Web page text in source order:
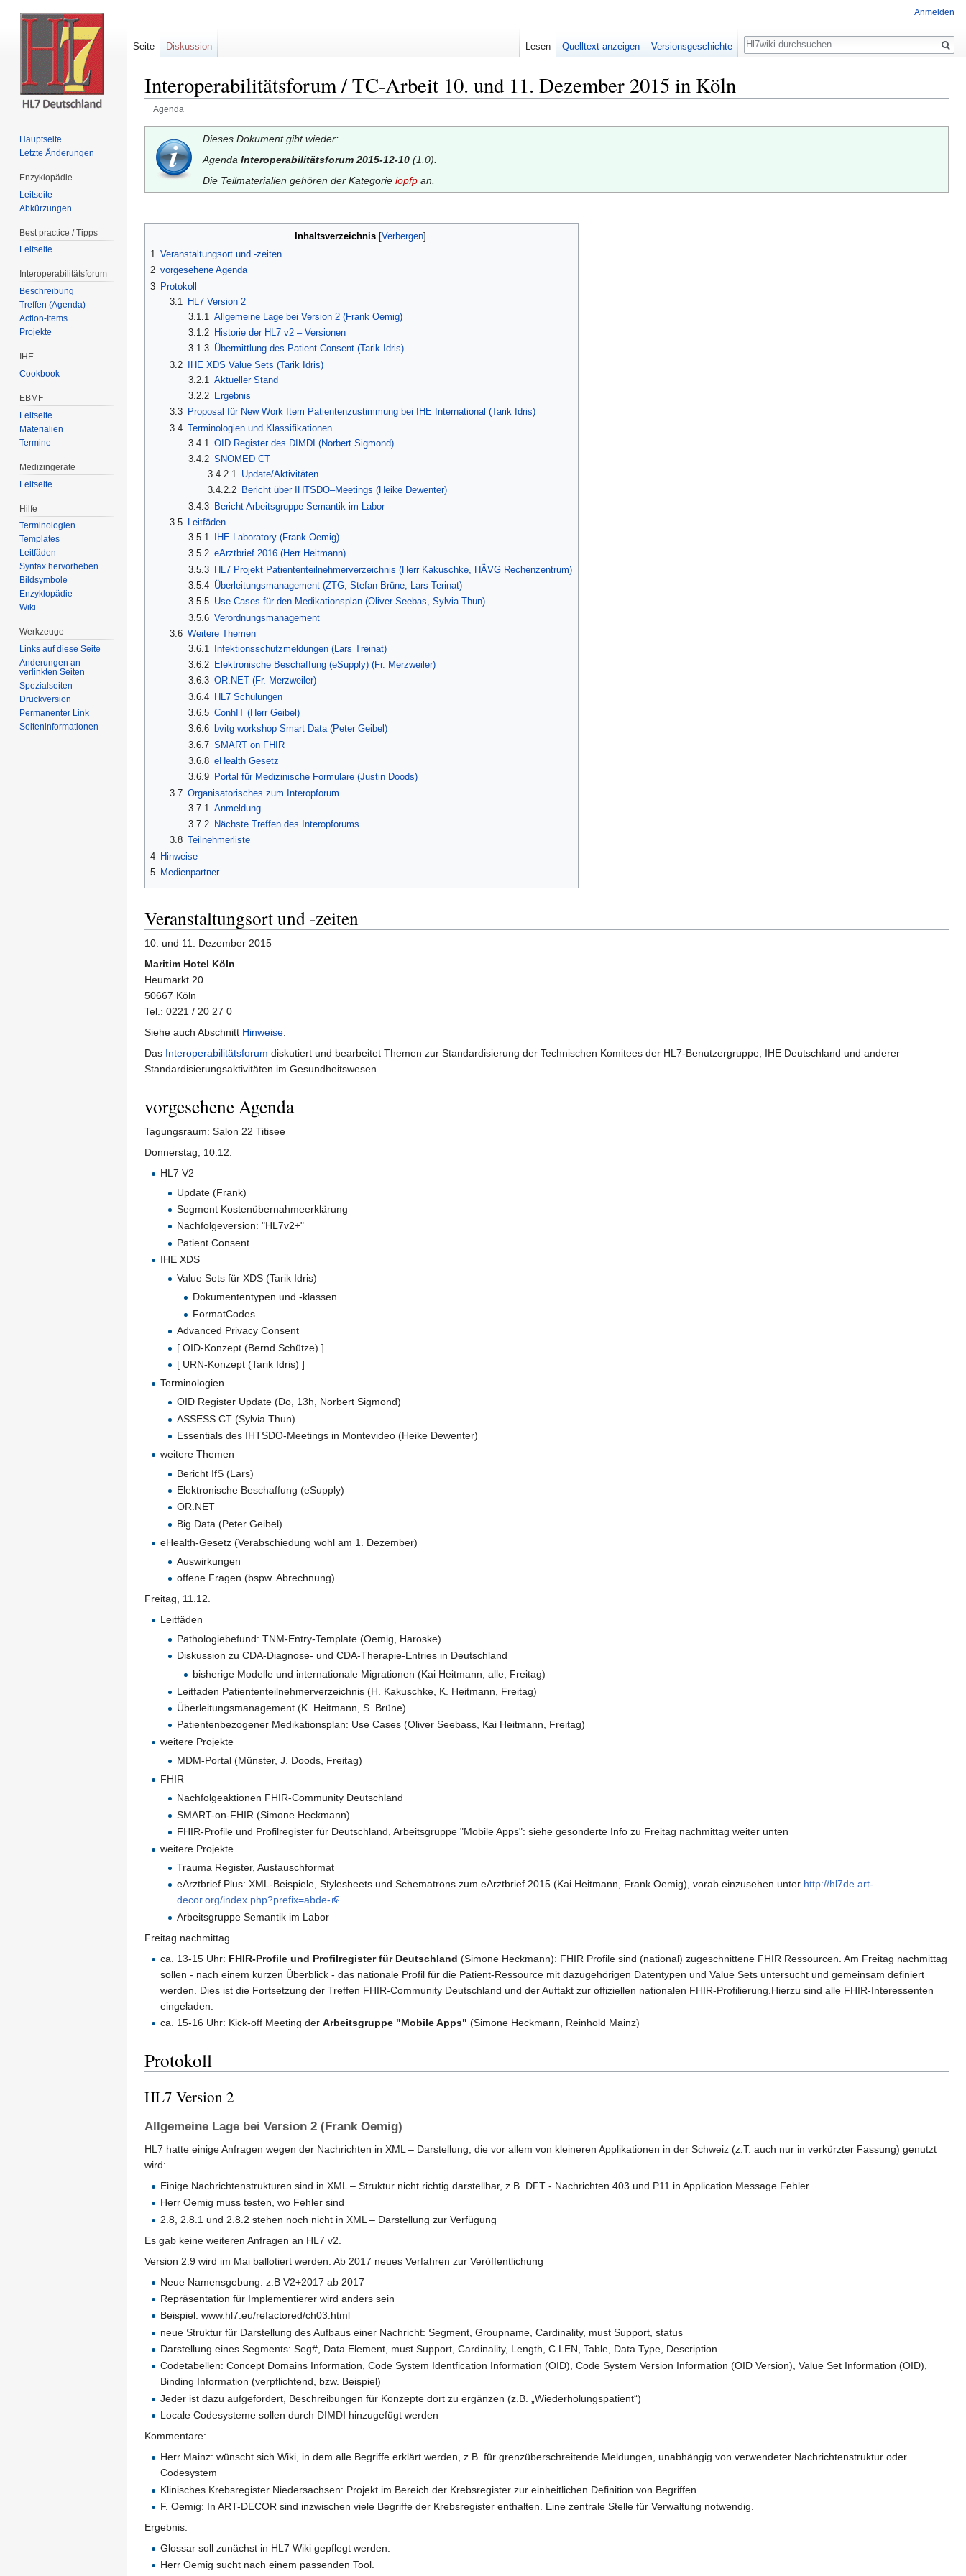
Interoperabilitätsforum / TC-Arbeit 10. und 11. Dezember 2015 in Köln
Agenda
Dieses Dokument gibt wieder:
Agenda Interoperabilitätsforum 2015-12-10(1.0).
Die Teilmaterialien gehören der Kategorie iopfpan.
Inhaltsverzeichnis[ Verbergen]
1
Veranstaltungsort und -zeiten
2 vorgesehene Agenda
3 Protokoll
3.1
HL7 Version 2
3.1.1
Allgemeine Lage bei Version 2 (Frank Oemig)
3.1.2 Historie der HL7 v2 – Versionen
3.1.3 Übermittlung des Patient Consent (Tarik Idris)
3.2 IHE XDS Value Sets (Tarik Idris)
3.2.1
Aktueller Stand
3.2.2 Ergebnis
3.3
Proposal für New Work Item Patientenzustimmung bei IHE International (Tarik Idris)
3.4 Terminologien und Klassifikationen
3.4.1
OID Register des DIMDI (Norbert Sigmond)
3.4.2 SNOMED CT
3.4.2.1
Update/Aktivitäten
3.4.2.2
Bericht über IHTSDO–Meetings (Heike Dewenter)
3.4.3 Bericht Arbeitsgruppe Semantik im Labor
3.5
Leitfäden
3.5.1
IHE Laboratory (Frank Oemig)
3.5.2 eArztbrief 2016 (Herr Heitmann)
3.5.3 HL7 Projekt Patiententeilnehmerverzeichnis (Herr Kakuschke, HÄVG Rechenzentrum)
3.5.4 Überleitungsmanagement (ZTG, Stefan Brüne, Lars Terinat)
3.5.5 Use Cases für den Medikationsplan (Oliver Seebas, Sylvia Thun)
3.5.6 Verordnungsmanagement
3.6 Weitere Themen
3.6.1
Infektionsschutzmeldungen (Lars Treinat)
3.6.2 Elektronische Beschaffung (eSupply) (Fr. Merzweiler)
3.6.3 OR.NET (Fr. Merzweiler)
3.6.4 HL7 Schulungen
3.6.5 ConhIT (Herr Geibel)
3.6.6 bvitg workshop Smart Data (Peter Geibel)
3.6.7 SMART on FHIR
3.6.8 eHealth Gesetz
3.6.9 Portal für Medizinische Formulare (Justin Doods)
3.7 Organisatorisches zum Interopforum
3.7.1
Anmeldung
3.7.2 Nächste Treffen des Interopforums
3.8 Teilnehmerliste
4 Hinweise
5 Medienpartner
Veranstaltungsort und -zeiten
10. und 11. Dezember 2015
Maritim Hotel Köln
Heumarkt 20
50667 Köln
Tel.: 0221 / 20 27 0
Siehe auch Abschnitt Hinweise
Das Interoperabilitätsforum diskutiert und bearbeitet Themen zur Standardisierung der Technischen Komitees der HL7-Benutzergruppe, IHE Deutschland und anderer
Standardisierungsaktivitäten im Gesundheitswesen.
vorgesehene Agenda
Tagungsraum: Salon 22 Titisee
Donnerstag, 10.12.
HL7 V2
Update (Frank)
Segment Kostenübernahmeerklärung
Nachfolgeversion: "HL7v2+"
Patient Consent
IHE XDS
Value Sets für XDS (Tarik Idris)
Dokumententypen und -klassen
FormatCodes
Advanced Privacy Consent
[ OID-Konzept (Bernd Schütze) ]
[ URN-Konzept (Tarik Idris) ]
Terminologien
OID Register Update (Do, 13h, Norbert Sigmond)
ASSESS CT (Sylvia Thun)
Essentials des IHTSDO-Meetings in Montevideo (Heike Dewenter)
weitere Themen
Bericht IfS (Lars)
Elektronische Beschaffung (eSupply)
OR.NET
Big Data (Peter Geibel)
eHealth-Gesetz (Verabschiedung wohl am 1. Dezember)
Auswirkungen
offene Fragen (bspw. Abrechnung)
Freitag, 11.12.
Leitfäden
Pathologiebefund: TNM-Entry-Template (Oemig, Haroske)
Diskussion zu CDA-Diagnose- und CDA-Therapie-Entries in Deutschland
bisherige Modelle und internationale Migrationen (Kai Heitmann, alle, Freitag)
Leitfaden Patiententeilnehmerverzeichnis (H. Kakuschke, K. Heitmann, Freitag)
Überleitungsmanagement (K. Heitmann, S. Brüne)
Patientenbezogener Medikationsplan: Use Cases (Oliver Seebass, Kai Heitmann, Freitag)
weitere Projekte
MDM-Portal (Münster, J. Doods, Freitag)
FHIR
Nachfolgeaktionen FHIR-Community Deutschland
SMART-on-FHIR (Simone Heckmann)
FHIR-Profile und Profilregister für Deutschland, Arbeitsgruppe "Mobile Apps": siehe gesonderte Info zu Freitag nachmittag weiter unten
weitere Projekte
Trauma Register, Austauschformat
eArztbrief Plus: XML-Beispiele, Stylesheets und Schematrons zum eArztbrief 2015 (Kai Heitmann, Frank Oemig), vorab einzusehen unter http://hl7de.art-
decor.org/index.php?prefix=abde-
Arbeitsgruppe Semantik im Labor
Freitag nachmittag
ca. 13-15 Uhr: FHIR-Profile und Profilregister für Deutschland (Simone Heckmann): FHIR Profile sind (national) zugeschnittene FHIR Ressourcen. Am Freitag nachmittag
sollen - nach einem kurzen Überblick - das nationale Profil für die Patient-Ressource mit dazugehörigen Datentypen und Value Sets untersucht und gemeinsam definiert
werden. Dies ist die Fortsetzung der Treffen FHIR-Community Deutschland und der Auftakt zur offiziellen nationalen FHIR-Profilierung.Hierzu sind alle FHIR-Interessenten
eingeladen.
ca. 15-16 Uhr: Kick-off Meeting derArbeitsgruppe "Mobile Apps" (Simone Heckmann, Reinhold Mainz)
Protokoll
HL7 Version 2
Allgemeine Lage bei Version 2 (Frank Oemig)
HL7 hatte einige Anfragen wegen der Nachrichten in XML – Darstellung, die vor allem von kleineren Applikationen in der Schweiz (z.T. auch nur in verkürzter Fassung) genutzt
wird:
Einige Nachrichtenstrukturen sind in XML – Struktur nicht richtig darstellbar, z.B. DFT - Nachrichten 403 und P11 in Application Message Fehler
Herr Oemig muss testen, wo Fehler sind
2.8, 2.8.1 und 2.8.2 stehen noch nicht in XML – Darstellung zur Verfügung
Es gab keine weiteren Anfragen an HL7 v2.
Version 2.9 wird im Mai ballotiert werden. Ab 2017 neues Verfahren zur Veröffentlichung
Neue Namensgebung: z.B V2+2017 ab 2017
Repräsentation für Implementierer wird anders sein
Beispiel: www.hl7.eu/refactored/ch03.html
neue Struktur für Darstellung des Aufbaus einer Nachricht: Segment, Groupname, Cardinality, must Support, status
Darstellung eines Segments: Seg#, Data Element, must Support, Cardinality, Length, C.LEN, Table, Data Type, Description
Codetabellen: Concept Domains Information, Code System Identfication Information (OID), Code System Version Information (OID Version), Value Set Information (OID),
Binding Information (verpflichtend, bzw. Beispiel)
Jeder ist dazu aufgefordert, Beschreibungen für Konzepte dort zu ergänzen (z.B. „Wiederholungspatient“)
Locale Codesysteme sollen durch DIMDI hinzugefügt werden
Kommentare:
Herr Mainz: wünscht sich Wiki, in dem alle Begriffe erklärt werden, z.B. für grenzüberschreitende Meldungen, unabhängig von verwendeter Nachrichtenstruktur oder
Codesystem
Klinisches Krebsregister Niedersachsen: Projekt im Bereich der Krebsregister zur einheitlichen Definition von Begriffen
F. Oemig: In ART-DECOR sind inzwischen viele Begriffe der Krebsregister enthalten. Eine zentrale Stelle für Verwaltung notwendig.
Ergebnis:
Glossar soll zunächst in HL7 Wiki gepflegt werden.
Herr Oemig sucht nach einem passenden Tool.
Anmelden
Seite Diskussion Lesen Quelltext anzeigen Versionsgeschichte
Suche
Hauptseite
Letzte Änderungen
Enzyklopädie
Leitseite
Abkürzungen
Best practice / Tipps
Leitseite
Interoperabilitätsforum
Beschreibung
Treffen (Agenda)
Action-Items
Projekte
IHE
Cookbook
EBMF
Leitseite
Materialien
Termine
Medizingeräte
Leitseite
Hilfe
Terminologien
Templates
Leitfäden
Syntax hervorheben
Bildsymbole
Enzyklopädie
Wiki
Werkzeuge
Links auf diese Seite
Änderungen an
verlinkten Seiten
Spezialseiten
Druckversion
Permanenter Link
Seiten­informationen